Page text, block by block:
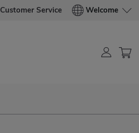
Customer Service Welcome